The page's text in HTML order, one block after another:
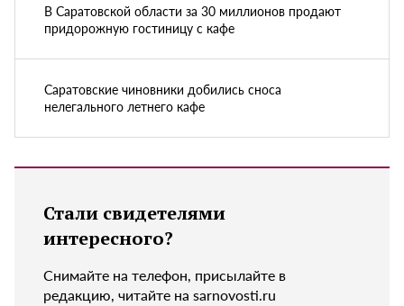
В Саратовской области за 30 миллионов продают
придорожную гостиницу с кафе
Саратовские чиновники добились сноса
нелегального летнего кафе
Стали свидетелями
интересного?
Снимайте на телефон, присылайте в
редакцию, читайте на sarnovosti.ru